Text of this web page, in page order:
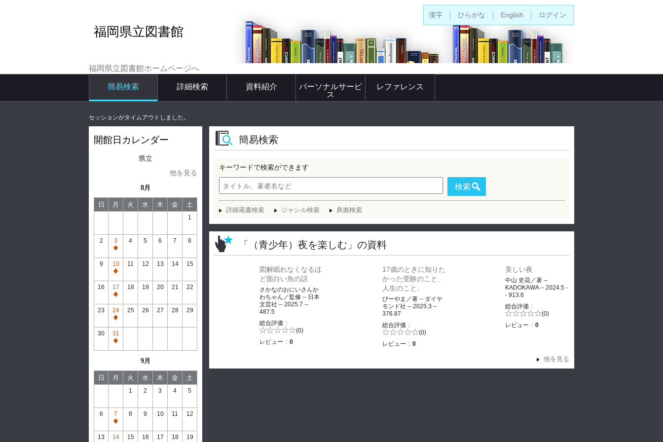
福岡県立図書館
福岡県立図書館ホームページへ
簡易検索 詳細検索 資料紹介
パーソナルサービ
ス
レファレンス
漢字 ひらがな English ログイン
セッションがタイムアウトしました。
開館日カレンダー
県立
他を見る
8月
日 月 火 水 木 金 土
1
2
3
通
常
休
館
4 5 6 7 8
9
10
通
常
休
館
11 12 13 14 15
16
17
通
常
休
館
18 19 20 21 22
23
24
通
常
休
館
25 26 27 28 29
30
31
通
館
9月
日 月 火 水 木 金 土
1 2 3 4 5
6
7
通
常
8 9 10 11 12
13 14 15 16 17 18 19
簡易検索
キーワードで検索ができます
検索
詳細蔵書検索 ジャンル検索 典拠検索
「（青少年）夜を楽しむ」の資料
図解眠れなくなるほ
ど面白い魚の話
さかなのおにいさんか
わちゃん／監修 -- 日本
文芸社 -- 2025.7 --
487.5
総合評価
5段階評価の (0)
レビュー
0
17歳のときに知りた
かった受験のこと、
人生のこと。
びーやま／著 -- ダイヤ
モンド社 -- 2025.3 --
376.87
総合評価
5段階評価の (0)
レビュー
0
美しい夜
中山 史花／著 --
KADOKAWA -- 2024.5 -
- 913.6
総合評価
5段階評価の (0)
レビュー
0
他を見る